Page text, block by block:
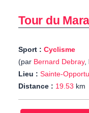
Tour du
Sport : Cyclisme
(par Bernard Debray,
Lieu : Sainte-
Distance : 19.53 km